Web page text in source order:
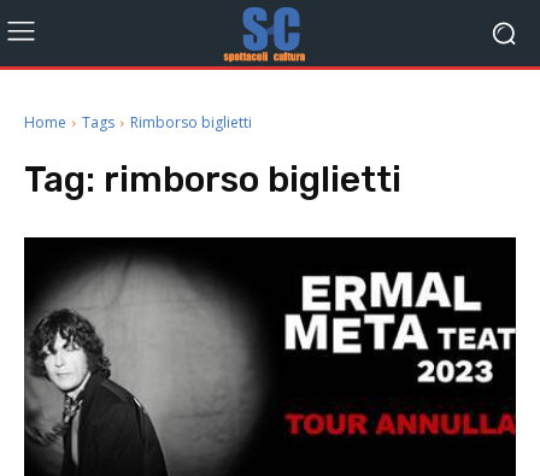
Home Tags Rimborso biglietti
Tag: rimborso biglietti